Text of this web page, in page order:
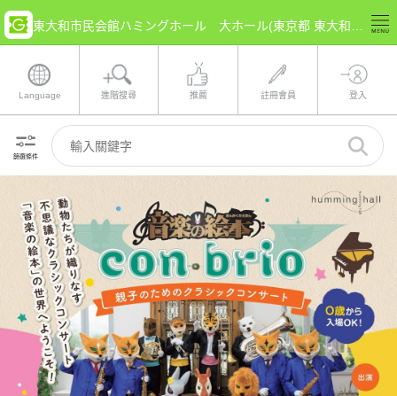
Language 進階搜尋 推薦 註冊會員 登入
篩選條件